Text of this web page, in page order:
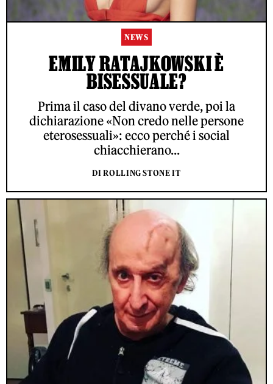
NEWS
EMILY RATAJKOWSKI È
BISESSUALE?
Prima il caso del divano verde, poi la
dichiarazione «Non credo nelle persone
eterosessuali»: ecco perché i social
chiacchierano...
DI ROLLING STONE IT